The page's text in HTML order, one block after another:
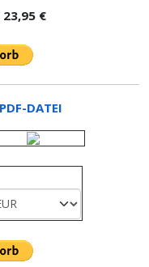
23,95 €
DATEI